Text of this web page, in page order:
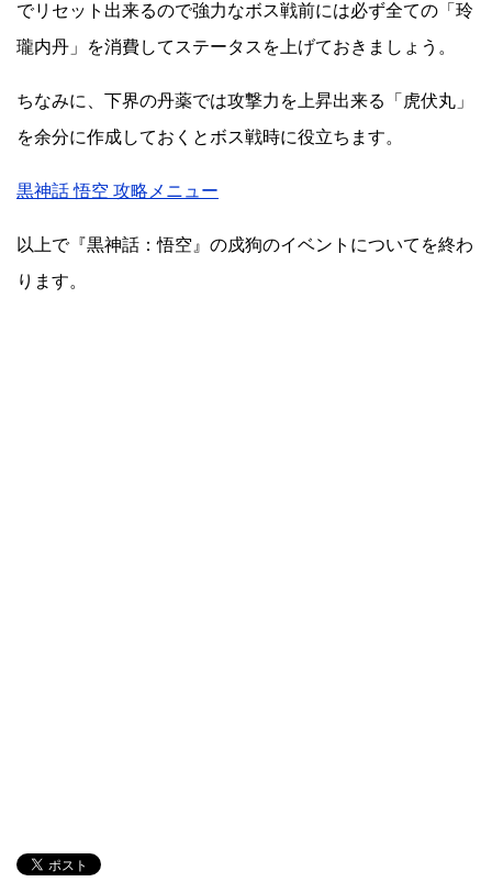
でリセット出来るので強力なボス戦前には必ず全ての「玲
瓏内丹」を消費してステータスを上げておきましょう。
ちなみに、下界の丹薬では攻撃力を上昇出来る「虎伏丸」
を余分に作成しておくとボス戦時に役立ちます。
黒神話 悟空 攻略メニュー
以上で『黒神話：悟空』の戍狗のイベントについてを終わ
ります。